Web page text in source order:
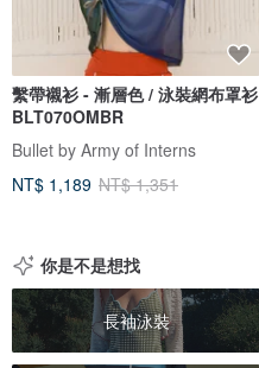
繫帶襯衫 - 漸層色 / 泳裝網布罩衫
BLT070OMBR
Bullet by Army of Interns
NT$ 1,189 NT$ 1,351
你是不是想找
長袖泳裝